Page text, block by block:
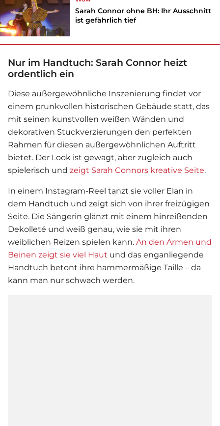
Sarah Connor ohne BH: Ihr Ausschnitt
ist gefährlich tief
Nur im Handtuch: Sarah Connor heizt
ordentlich ein
Diese außergewöhnliche Inszenierung findet vor
einem prunkvollen historischen Gebäude statt, das
mit seinen kunstvollen weißen Wänden und
dekorativen Stuckverzierungen den perfekten
Rahmen für diesen außergewöhnlichen Auftritt
bietet. Der Look ist gewagt, aber zugleich auch
spielerisch und zeigt Sarah Connors kreative Seite.
In einem Instagram-Reel tanzt sie voller Elan in
dem Handtuch und zeigt sich von ihrer freizügigen
Seite. Die Sängerin glänzt mit einem hinreißenden
Dekolleté und weiß genau, wie sie mit ihren
weiblichen Reizen spielen kann. An den Armen und
Beinen zeigt sie viel Haut und das enganliegende
Handtuch betont ihre hammermäßige Taille – da
kann man nur schwach werden.